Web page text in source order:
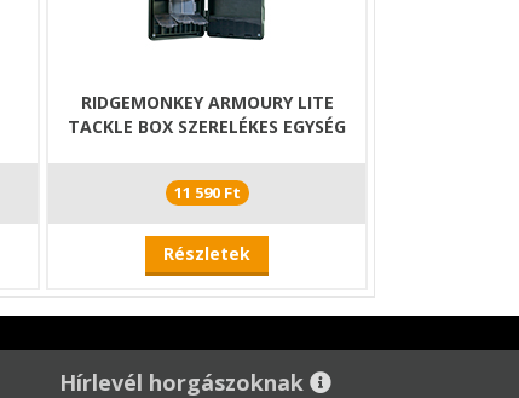
RIDGEMONKEY ARMOURY LITE
TACKLE BOX SZERELÉKES EGYSÉG
11 590 Ft
Részletek
Hírlevél horgászoknak